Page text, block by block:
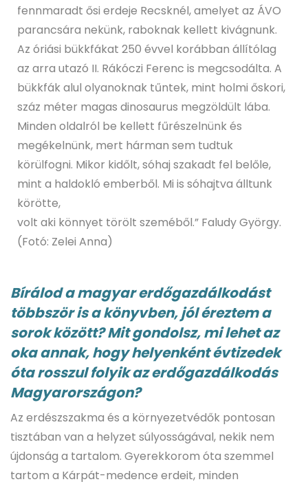
fennmaradt ősi erdeje Recsknél, amelyet az ÁVO
parancsára nekünk, raboknak kellett kivágnunk.
Az óriási bükkfákat 250 évvel korábban állítólag
az arra utazó II. Rákóczi Ferenc is megcsodálta. A
bükkfák alul olyanoknak tűntek, mint holmi őskori,
száz méter magas dinosaurus megzöldült lába.
Minden oldalról be kellett fűrészelnünk és
megékelnünk, mert hárman sem tudtuk
körülfogni. Mikor kidőlt, sóhaj szakadt fel belőle,
mint a haldokló emberből. Mi is sóhajtva álltunk
körötte,
volt aki könnyet törölt szeméből.” Faludy György.
(Fotó: Zelei Anna)
Bírálod a magyar erdőgazdálkodást
többször is a könyvben, jól éreztem a
sorok között? Mit gondolsz, mi lehet az
oka annak, hogy helyenként évtizedek
óta rosszul folyik az erdőgazdálkodás
Magyarországon?
Az erdészszakma és a környezetvédők pontosan
tisztában van a helyzet súlyosságával, nekik nem
újdonság a tartalom. Gyerekkorom óta szemmel
tartom a Kárpát-medence erdeit, minden